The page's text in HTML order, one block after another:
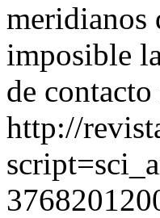
meridianos
imposible
de
http://